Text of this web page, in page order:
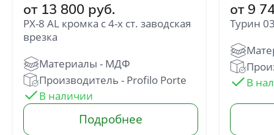
от 13 800 руб.
PX-8 AL кромка с 4-х ст. заводская
врезка
Производитель - Profilo Porte
от 9
Турин
Нажимая кнопку «Отправить», Вы
соглашаетесь с политикой обработки
персональных данных